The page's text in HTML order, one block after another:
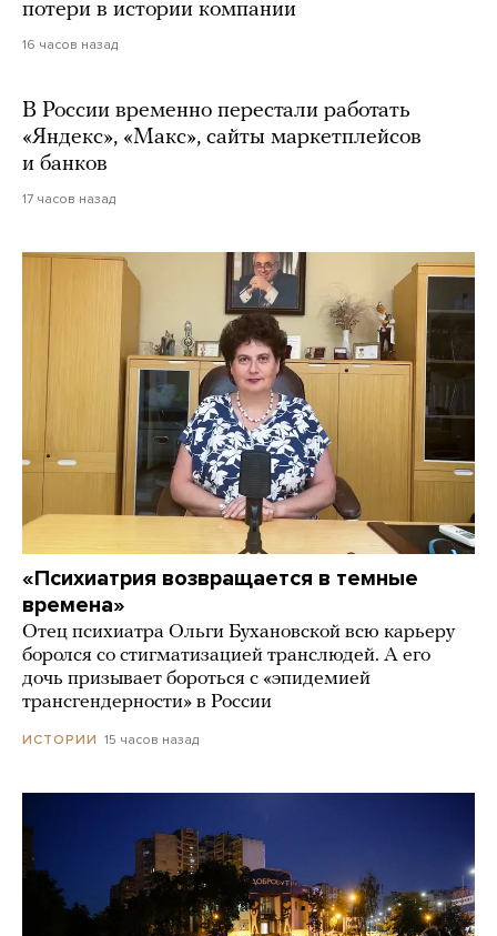
потери в истории компании
16 часов назад
В России временно перестали работать
«Яндекс», «Макс», сайты маркетплейсов
и банков
17 часов назад
«Психиатрия возвращается в темные
времена»
Отец психиатра Ольги Бухановской всю карьеру
боролся со стигматизацией транслюдей. А его
дочь призывает бороться с «эпидемией
трансгендерности» в России
ИСТОРИИ 15 часов назад